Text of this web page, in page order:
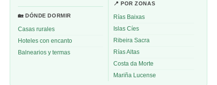
🏡 DÓNDE DORMIR
Casas rurales
Hoteles con encanto
Balnearios y termas
📍 POR ZONAS
Rías Baixas
Islas Cíes
Ribeira Sacra
Rías Altas
Costa da Morte
Mariña Lucense